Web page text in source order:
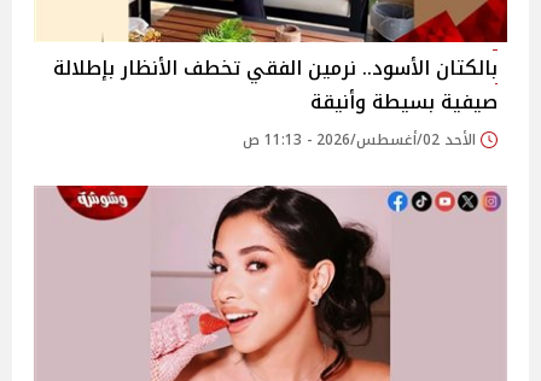
بالكتان الأسود.. نرمين الفقي تخطف الأنظار بإطلالة
صيفية بسيطة وأنيقة
الأحد 02/أغسطس/2026 - 11:13 ص